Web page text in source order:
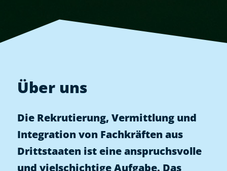
Über uns
Die Rekrutierung, Vermittlung und
Integration von Fachkräften aus
Drittstaaten ist eine anspruchsvolle
und vielschichtige Aufgabe. Das